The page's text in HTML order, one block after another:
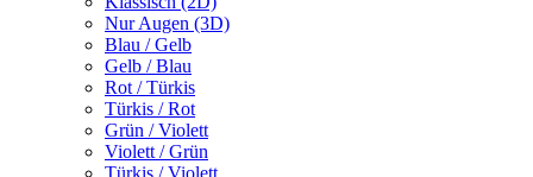
Nur Augen (3D)
Blau / Gelb
Gelb / Blau
Rot / Türkis
Türkis / Rot
Grün / Violett
Violett / Grün